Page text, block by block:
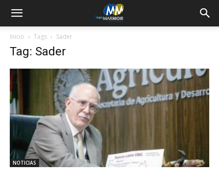
Inicio Tags Sader
Tag: Sader
NOTICIAS